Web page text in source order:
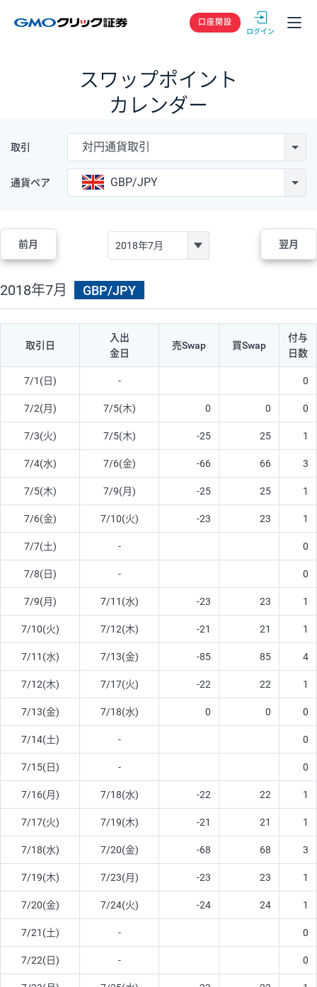
GMOクリック
口座開設
スワップポイント
カレンダー
取引 対円通貨取引
通貨ペア GBP/JPY
前月 翌月
2018年7月 GBP/JPY
取引日
入出
金日
売Swap 買Swap
付与
日数
7/1(日) - 0
7/2(月) 7/5(木) 0 0 0
7/3(火) 7/5(木) -25 25 1
7/4(水) 7/6(金) -66 66 3
7/5(木) 7/9(月) -25 25 1
7/6(金) 7/10(火) -23 23 1
7/7(土) - 0
7/8(日) - 0
7/9(月) 7/11(水) -23 23 1
7/10(火) 7/12(木) -21 21 1
7/11(水) 7/13(金) -85 85 4
7/12(木) 7/17(火) -22 22 1
7/13(金) 7/18(水) 0 0 0
7/14(土) - 0
7/15(日) - 0
7/16(月) 7/18(水) -22 22 1
7/17(火) 7/19(木) -21 21 1
7/18(水) 7/20(金) -68 68 3
7/19(木) 7/23(月) -23 23 1
7/20(金) 7/24(火) -24 24 1
7/21(土) - 0
7/22(日) - 0